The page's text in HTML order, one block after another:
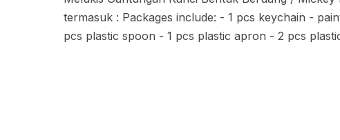
termasuk : Packages include: - 1 pcs keychain -
pcs plastic spoon - 1 pcs plastic apron - 2 pcs